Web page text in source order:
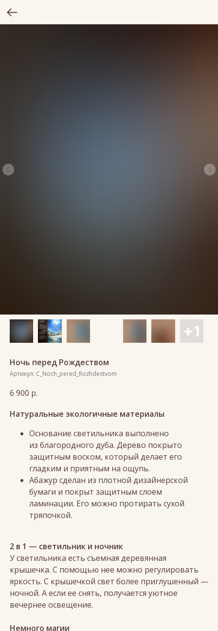
Ночь перед Рождеством
Артикул: C_Noch_pered_Rozhdestvom
6 900 р.
Натуральные экологичные материалы
Основание светильника выполнено
из благородного дуба. Дерево покрыто
защитным воском, который делает его
гладким и приятным на ощупь.
Абажур сделан из плотной дизайнерской
бумаги и покрыт защитным слоем
ламинации. Его можно протирать сухой
тряпочкой.
2 в 1 — светильник и ночник
У светильника есть съемная деревянная
крышечка. С помощью нее можно регулировать
яркость. С крышечкой свет более приглушенный —
ночной. А если ее снять, получается уютное
вечернее освещение.
Немного магии